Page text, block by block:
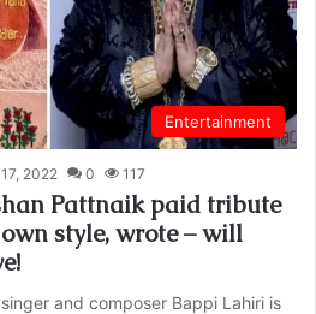
Entertainment
2022 0 117
Pattnaik paid tribute
style, wrote – will
and composer Bappi Lahiri is